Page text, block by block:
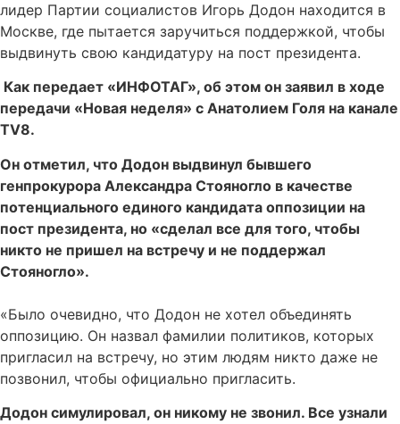
лидер Партии социалистов Игорь Додон находится в
Москве, где пытается заручиться поддержкой, чтобы
выдвинуть свою кандидатуру на пост президента.
Как передает «ИНФОТАГ», об этом он заявил в ходе
передачи «Новая неделя» с Анатолием Голя на канале
TV8.
Он отметил, что Додон выдвинул бывшего
генпрокурора Александра Стояногло в качестве
потенциального единого кандидата оппозиции на
пост президента, но «сделал все для того, чтобы
никто не пришел на встречу и не поддержал
Стояногло».
«Было очевидно, что Додон не хотел объединять
оппозицию. Он назвал фамилии политиков, которых
пригласил на встречу, но этим людям никто даже не
позвонил, чтобы официально пригласить.
Додон симулировал, он никому не звонил. Все узнали